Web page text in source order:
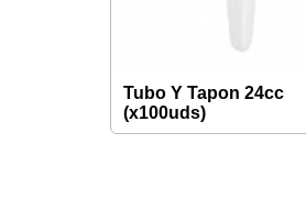
Tubo Y Tapon 24cc
(x100uds)